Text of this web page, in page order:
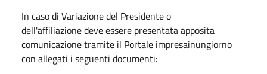
In caso di Variazione del Presidente o
dell'affiliazione deve essere presentata apposita
comunicazione tramite il Portale impresainungiorno
con allegati i seguenti documenti: